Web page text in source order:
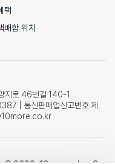
택
배함 위치
지로 46번길 140-1
| 통신판매업신고번호 제